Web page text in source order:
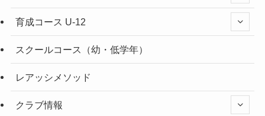
育成コース U-12
スクールコース（幼・低学年）
レアッシメソッド
クラブ情報